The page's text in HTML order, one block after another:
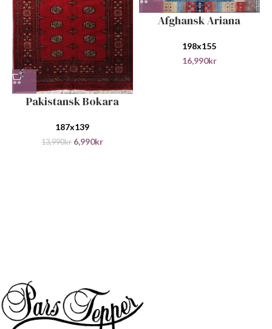
Pakistansk Bokara
187x139
13,990kr 6,990kr
Afghansk Ariana
198x155
16,990kr